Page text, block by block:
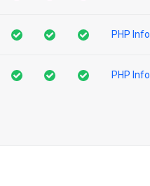
PHP Info
PHP Info